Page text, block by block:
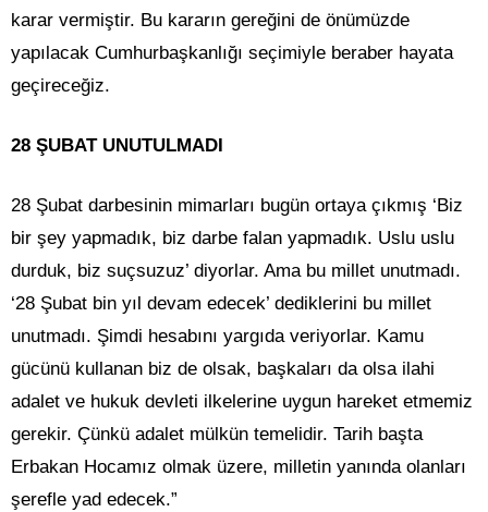
karar vermiştir. Bu kararın gereğini de önümüzde
yapılacak Cumhurbaşkanlığı seçimiyle beraber hayata
geçireceğiz.
28 ŞUBAT UNUTULMADI
28 Şubat darbesinin mimarları bugün ortaya çıkmış ‘Biz
bir şey yapmadık, biz darbe falan yapmadık. Uslu uslu
durduk, biz suçsuzuz’ diyorlar. Ama bu millet unutmadı.
‘28 Şubat bin yıl devam edecek’ dediklerini bu millet
unutmadı. Şimdi hesabını yargıda veriyorlar. Kamu
gücünü kullanan biz de olsak, başkaları da olsa ilahi
adalet ve hukuk devleti ilkelerine uygun hareket etmemiz
gerekir. Çünkü adalet mülkün temelidir. Tarih başta
Erbakan Hocamız olmak üzere, milletin yanında olanları
şerefle yad edecek.”